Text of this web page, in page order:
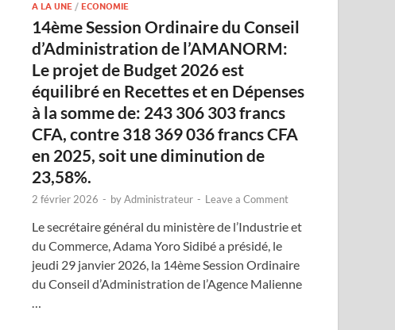
A LA UNE /ECONOMIE
14ème Session Ordinaire du Conseil
d’Administration de l’AMANORM:
Le projet de Budget 2026 est
équilibré en Recettes et en Dépenses
à la somme de: 243 306 303 francs
CFA, contre 318 369 036 francs CFA
en 2025, soit une diminution de
23,58%.
2 février 2026 - byAdministrateur - Leave a Comment
Le secrétaire général du ministère de l’Industrie et
du Commerce, Adama Yoro Sidibé a présidé, le
jeudi 29 janvier 2026, la 14ème Session Ordinaire
du Conseil d’Administration de l’Agence Malienne
…